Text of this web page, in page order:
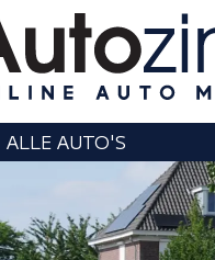
ALLE AUTO'S